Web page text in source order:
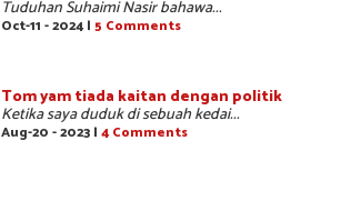
Tuduhan Suhaimi Nasir bahawa...
Oct-11 - 2024 | 5 Comments
Tom yam tiada kaitan dengan politik
Ketika saya duduk di sebuah kedai...
Aug-20 - 2023 | 4 Comments